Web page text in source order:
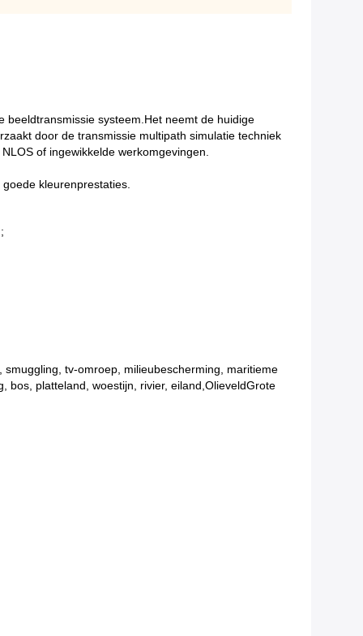
beeldtransmissie systeem.Het neemt de huidige
door de transmissie multipath simulatie techniek
of ingewikkelde werkomgevingen.
kleurenprestaties.
tv-omroep, milieubescherming, maritieme
bos, platteland, woestijn, rivier, eiland,OlieveldGrote